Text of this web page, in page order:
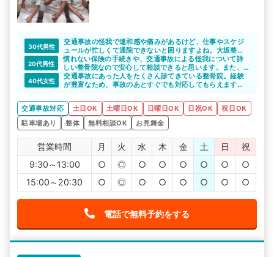
30代男性
交通事故の怪我で違和感や痛みがあるけど、仕事やスケジ
ュールが忙しくて通院できないと困りますよね。大坂整骨
院 イオン泉大沢院は土日祝も夜20:30まで営業している
ので忙しい方でも通院しやすいと思います。後遺症になら
ないためにも定期的に通いたいですね。
20代男性
慣れない保険の手続きや、交通事故による怪我について詳
しい整骨院なので安心して相談できると思います。また、
病院や整形外科から転院したいという相談にも乗ってくれ
るのでよいですね。
40代女性
交通事故にあった人をたくさん診てきている整骨院。経験
が豊富なため、事故のあとすぐでも対応してもらえます。
アドバイスしてもらえるので、頼れる整骨院だと思いま
す。近くの大型ショッピングセンターの駐車場の使用がで
きるので、車での通院も便利ですね。
交通事故対応 土日OK 土曜日OK 日曜日OK 日祝OK
祝日OK
駐車場あり
整体 無料相談OK お見舞金
営業時間 月 火 水 木 金 土 日
祝
9:30～13:00
○ ◎ ○ ○ ○ ○ ○
○
15:00～20:30
○ ◎ ○ ○ ○ ○ ○ ○
電話で無料予約をする